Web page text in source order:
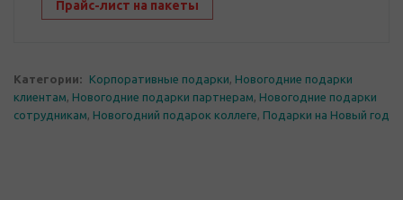
Прайс-лист на пакеты
Категории: Корпоративные подарки, Новогодние подарки
клиентам, Новогодние подарки партнерам, Новогодние подарки
сотрудникам, Новогодний подарок коллеге, Подарки на Новый год